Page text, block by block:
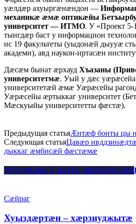
уæлдæр ахуыргæнæндон —
механикæ æмæ оптикæйы
университет — ИТМО. У «Проект
тынгдæр баст у информацион
ис 19 факультеты (уыдонæй дыууæ
академи), авд наукон-иртасæн
Дæсæм бынат æрхауд Хъазаны
университетмæ. Уый у дæс
университетæй æмæ Уæрæсейы
Уæрæсейы æртыккаг университет
Мæскуыйы университетты фæстæ).
Предыдущая статьяÆнтæф бонты цы
Следующая статьяЦавæр
дыккаг æмбисæй фæстæмæ
ЭТО МОЖЕТ БЫТЬ ИНТЕРЕСНО
Сæйраг
Хуыздæртæн – хæрзиуджытæ